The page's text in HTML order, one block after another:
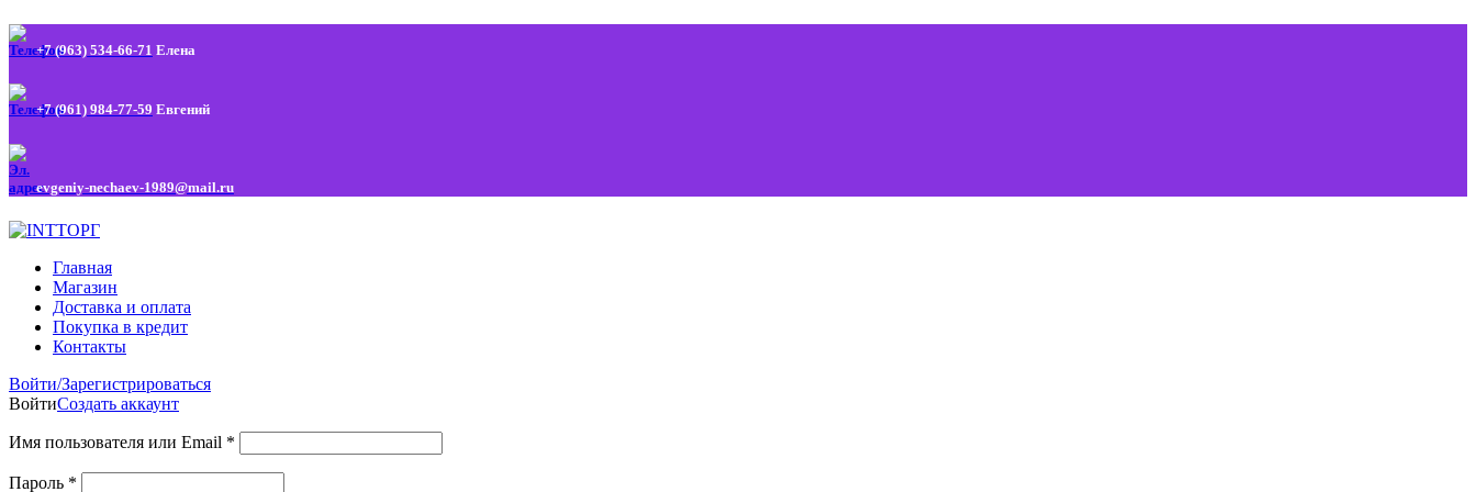
+7 (963) 534-66-71 Елена
+7 (961) 984-77-59 Евгений
evgeniy-nechaev-1989@mail.ru
Главная
Магазин
Доставка и оплата
Покупка в кредит
Контакты
Войти/Зарегистрироваться
ВойтиСоздать аккаунт
Имя пользователя или Email *
Пароль *